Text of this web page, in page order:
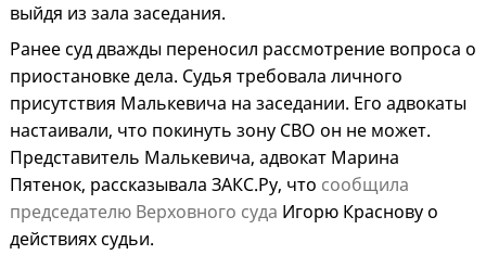
выйдя из зала заседания.
Ранее суд дважды переносил рассмотрение вопроса о
приостановке дела. Судья требовала личного
присутствия Малькевича на заседании. Его адвокаты
настаивали, что покинуть зону СВО он не может.
Представитель Малькевича, адвокат Марина
Пятенок, рассказывала ЗАКС.Ру, что сообщила
председателю Верховного суда Игорю Краснову о
действиях судьи.